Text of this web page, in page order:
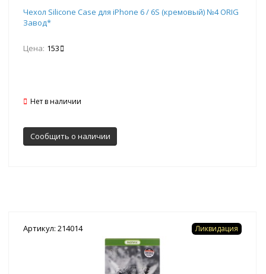
Чехол Silicone Case для iPhone 6 / 6S (кремовый) №4 ORIG
Завод*
Цена: 153
Нет в наличии
Сообщить о наличии
Артикул: 214014 Ликвидация